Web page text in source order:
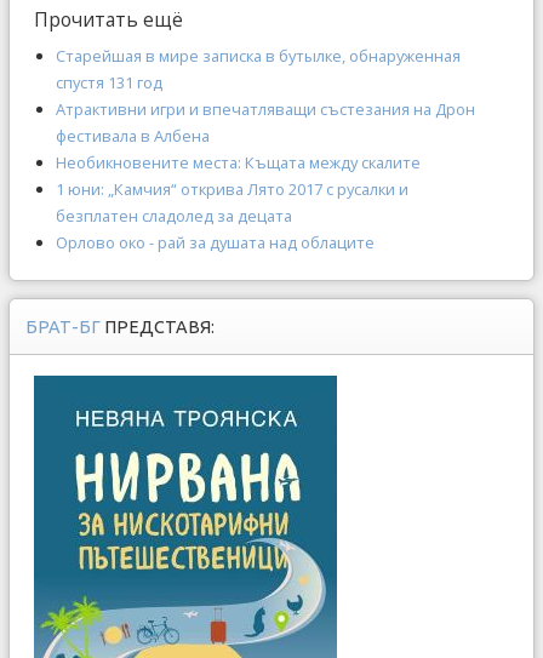
Прочитать ещё
Старейшая в мире записка в бутылке, обнаруженная
спустя 131 год
Атрактивни игри и впечатляващи състезания на Дрон
фестивала в Албена
Необикновените места: Къщата между скалите
1 юни: „Камчия“ открива Лято 2017 с русалки и
безплатен сладолед за децата
Орлово око - рай за душата над облаците
БРАТ-БГ ПРЕДСТАВЯ: